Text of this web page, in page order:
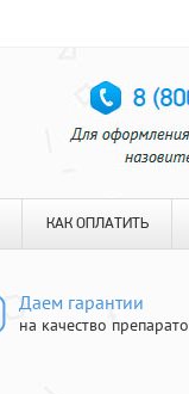
КАК ОПЛАТИТЬ
Даем гарантии
на качество